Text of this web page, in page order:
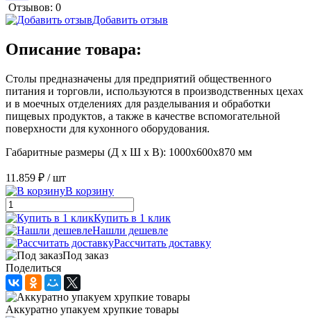
Отзывов: 0
Добавить отзыв
Описание товара:
Столы предназначены для предприятий общественного
питания и торговли, используются в производственных цехах
и в моечных отделениях для разделывания и обработки
пищевых продуктов, а также в качестве вспомогательной
поверхности для кухонного оборудования.
Габаритные размеры (Д х Ш х В): 1000х600х870 мм
11.859 ₽ / шт
В корзину
Купить в 1 клик
Нашли дешевле
Рассчитать доставку
Под заказ
Поделиться
Аккуратно упакуем хрупкие товары